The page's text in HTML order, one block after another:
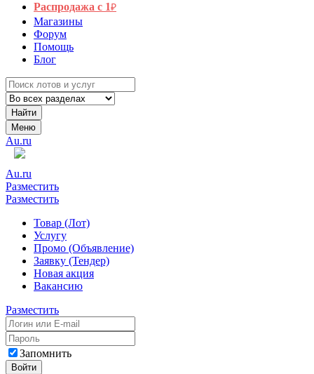
Распродажа с 1₽
Магазины
Форум
Помощь
Блог
Найти
Меню
Au.ru
Au.ru
Разместить
Разместить
Товар (Лот)
Услугу
Промо (Объявление)
Заявку (Тендер)
Новая акция
Вакансию
Разместить
Запомнить
Войти